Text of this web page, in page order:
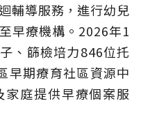
輔導服務，進行幼兒
早療機構。2026年1
、篩檢培力846位托
早期療育社區資源中
庭提供早療個案服